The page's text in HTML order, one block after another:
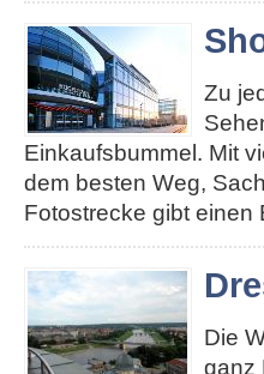
Zu
Einkaufsbummel. Mit
dem besten Weg,
Fotostrecke gibt einen
Die
ganz